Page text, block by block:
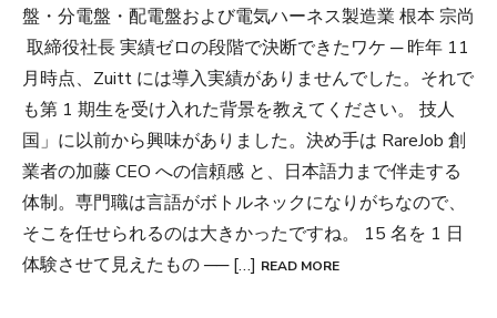
盤・分電盤・配電盤および電気ハーネス製造業 根本 宗尚
取締役社長 実績ゼロの段階で決断できたワケ ─ 昨年 11
月時点、Zuitt には導入実績がありませんでした。それで
も第 1 期生を受け入れた背景を教えてください。 技人
国」に以前から興味がありました。決め手は RareJob 創
業者の加藤 CEO への信頼感 と、日本語力まで伴走する
体制。専門職は言語がボトルネックになりがちなので、
そこを任せられるのは大きかったですね。 15 名を 1 日
体験させて見えたもの ── […] READ MORE